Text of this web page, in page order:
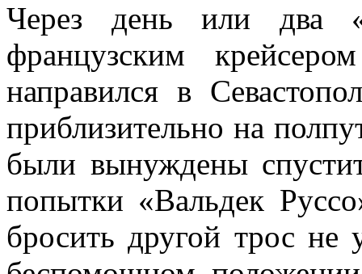
Через день или два
французским
направился в
приблизительно на
были вынуждены
попытки «Вальдек
бросить другой трос не